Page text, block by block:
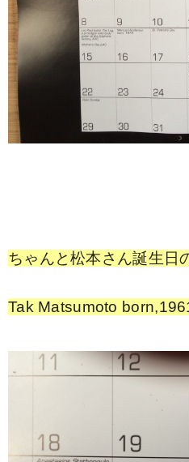
ちゃんと松本さん誕生日
Tak Matsumoto